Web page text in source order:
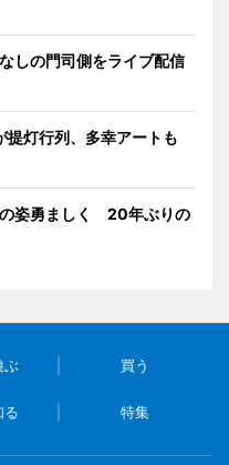
しの門司側をライブ配信
灯行列、多幸アートも
の姿勇ましく 20年ぶりの
ぶ 買う
る 特集